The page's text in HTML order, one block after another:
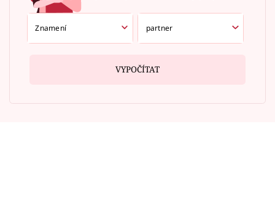
VYPOČÍTAT